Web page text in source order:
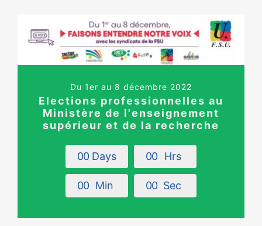
Du 1er au 8 décembre 2022
Elections professionnelles au
Ministère de l'enseignement
supérieur et de la recherche
00 Days 00 Hrs
00 Min 00 Sec